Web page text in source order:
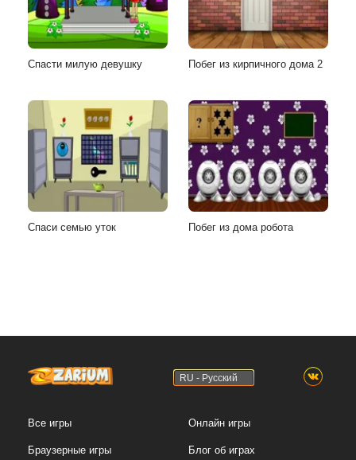
Спасти милую девушку Побег из кирпичного дома 2
Спаси семью уток Побег из дома робота
RU - Русский
Все игры
Браузерные игры
Онлайн игры
Блог об играх